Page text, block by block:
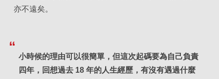
亦不遠矣。
小時候的理由可以很簡單，但這次起碼要為自己負責
四年，回想過去 18 年的人生經歷，有沒有遇過什麼